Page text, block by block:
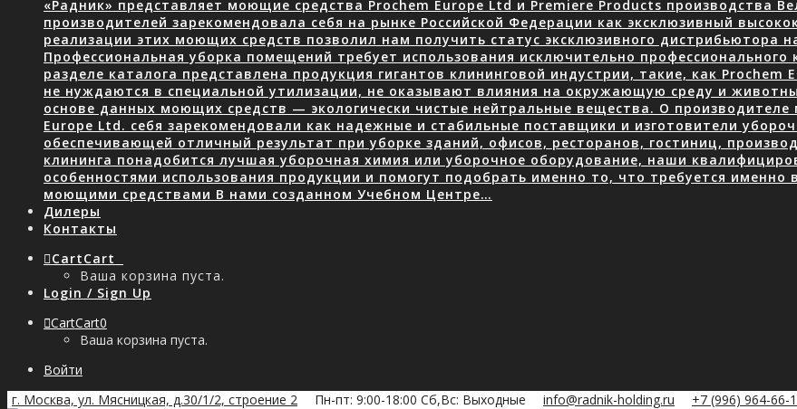
«Радник» представляет моющие средства Prochem Europe Ltd и Premiere Products производства
производителей зарекомендовала себя на рынке Российской Федерации как эксклюзивный
реализации этих моющих средств позволил нам получить статус эксклюзивного дистрибьютора
Профессиональная уборка помещений требует использования исключительно
разделе каталога представлена продукция гигантов клининговой индустрии, такие, как
не нуждаются в специальной утилизации, не оказывают влияния на окружающую среду и
основе данных моющих средств — экологически чистые нейтральные вещества. О
Europe Ltd. себя зарекомендовали как надежные и стабильные поставщики и изготовители
обеспечивающей отличный результат при уборке зданий, офисов, ресторанов, гостиниц,
клининга понадобится лучшая уборочная химия или уборочное оборудование, наши
особенностями использования продукции и помогут подобрать именно то, что требуется
моющими средствами В нами созданном Учебном Центре…
Дилеры
Контакты
CartCart
Ваша корзина пуста.
Login / Sign Up
CartCart0
Ваша корзина пуста.
Войти
г. Москва, ул. Мясницкая, д.30/1/2, строение 2
Пн-пт: 9:00-18:00 Сб,Вс: Выходные info@radnik-holding.ru +7 (996) 964-66-